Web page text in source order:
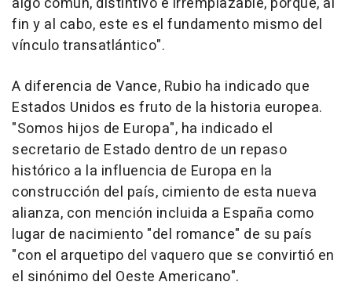
fin y al cabo, este es el fundamento mismo del
vínculo transatlántico".
A diferencia de Vance, Rubio ha indicado que
Estados Unidos es fruto de la historia europea.
"Somos hijos de Europa", ha indicado el
secretario de Estado dentro de un repaso
histórico a la influencia de Europa en la
construcción del país, cimiento de esta nueva
alianza, con mención incluida a España como
lugar de nacimiento "del romance" de su país
"con el arquetipo del vaquero que se convirtió en
el sinónimo del Oeste Americano".